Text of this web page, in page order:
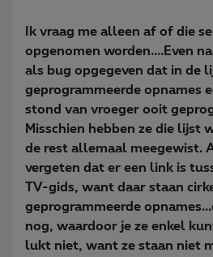
Ik vraag me alleen af of die
opgenomen worden....Even
als bug opgegeven dat in de
geprogrammeerde opnames
stond van vroeger ooit
Misschien hebben ze die lijst
de rest allemaal meegewist.
vergeten dat er een link is
TV-gids, want daar staan
geprogrammeerde
nog, waardoor je ze enkel
lukt niet, want ze staan niet